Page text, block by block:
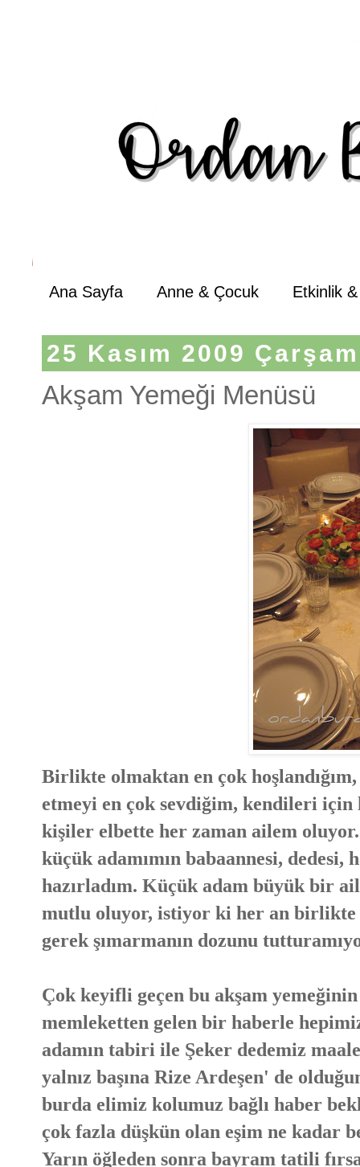
Ana Sayfa Anne & Çocuk Etkinlik
25 Kasım 2009
Akşam Yemeği Menüsü
Birlikte olmaktan en çok
etmeyi en çok sevdiğim, kendileri için
kişiler elbette her zaman ailem
küçük adamımın babaannesi, dedesi,
hazırladım. Küçük adam büyük bir
mutlu oluyor, istiyor ki her an birlikte
gerek şımarmanın dozunu
Çok keyifli geçen bu akşam
memleketten gelen bir haberle
adamın tabiri ile Şeker dedemiz
yalnız başına Rize Ardeşen' de
burda elimiz kolumuz bağlı haber
çok fazla düşkün olan eşim ne kadar
Yarın öğleden sonra bayram tatili